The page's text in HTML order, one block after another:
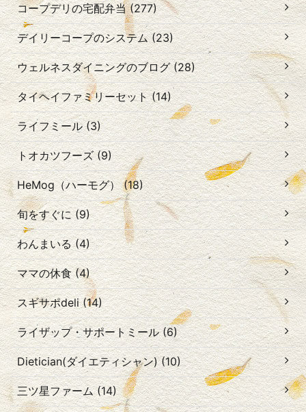
コープデリの宅配弁当 (277)
デイリーコープのシステム (23)
ウェルネスダイニングのブログ (28)
タイヘイファミリーセット (14)
ライフミール (3)
トオカツフーズ (9)
HeMog（ハーモグ） (18)
旬をすぐに (9)
わんまいる (4)
ママの休食 (4)
スギサポdeli (14)
ライザップ・サポートミール (6)
Dietician(ダイエティシャン) (10)
三ツ星ファーム (14)